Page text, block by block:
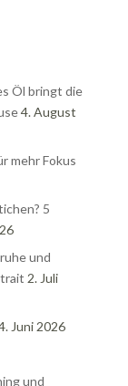
Öl bringt die
4. August
mehr Fokus
5
und
2. Juli
Juni 2026
und